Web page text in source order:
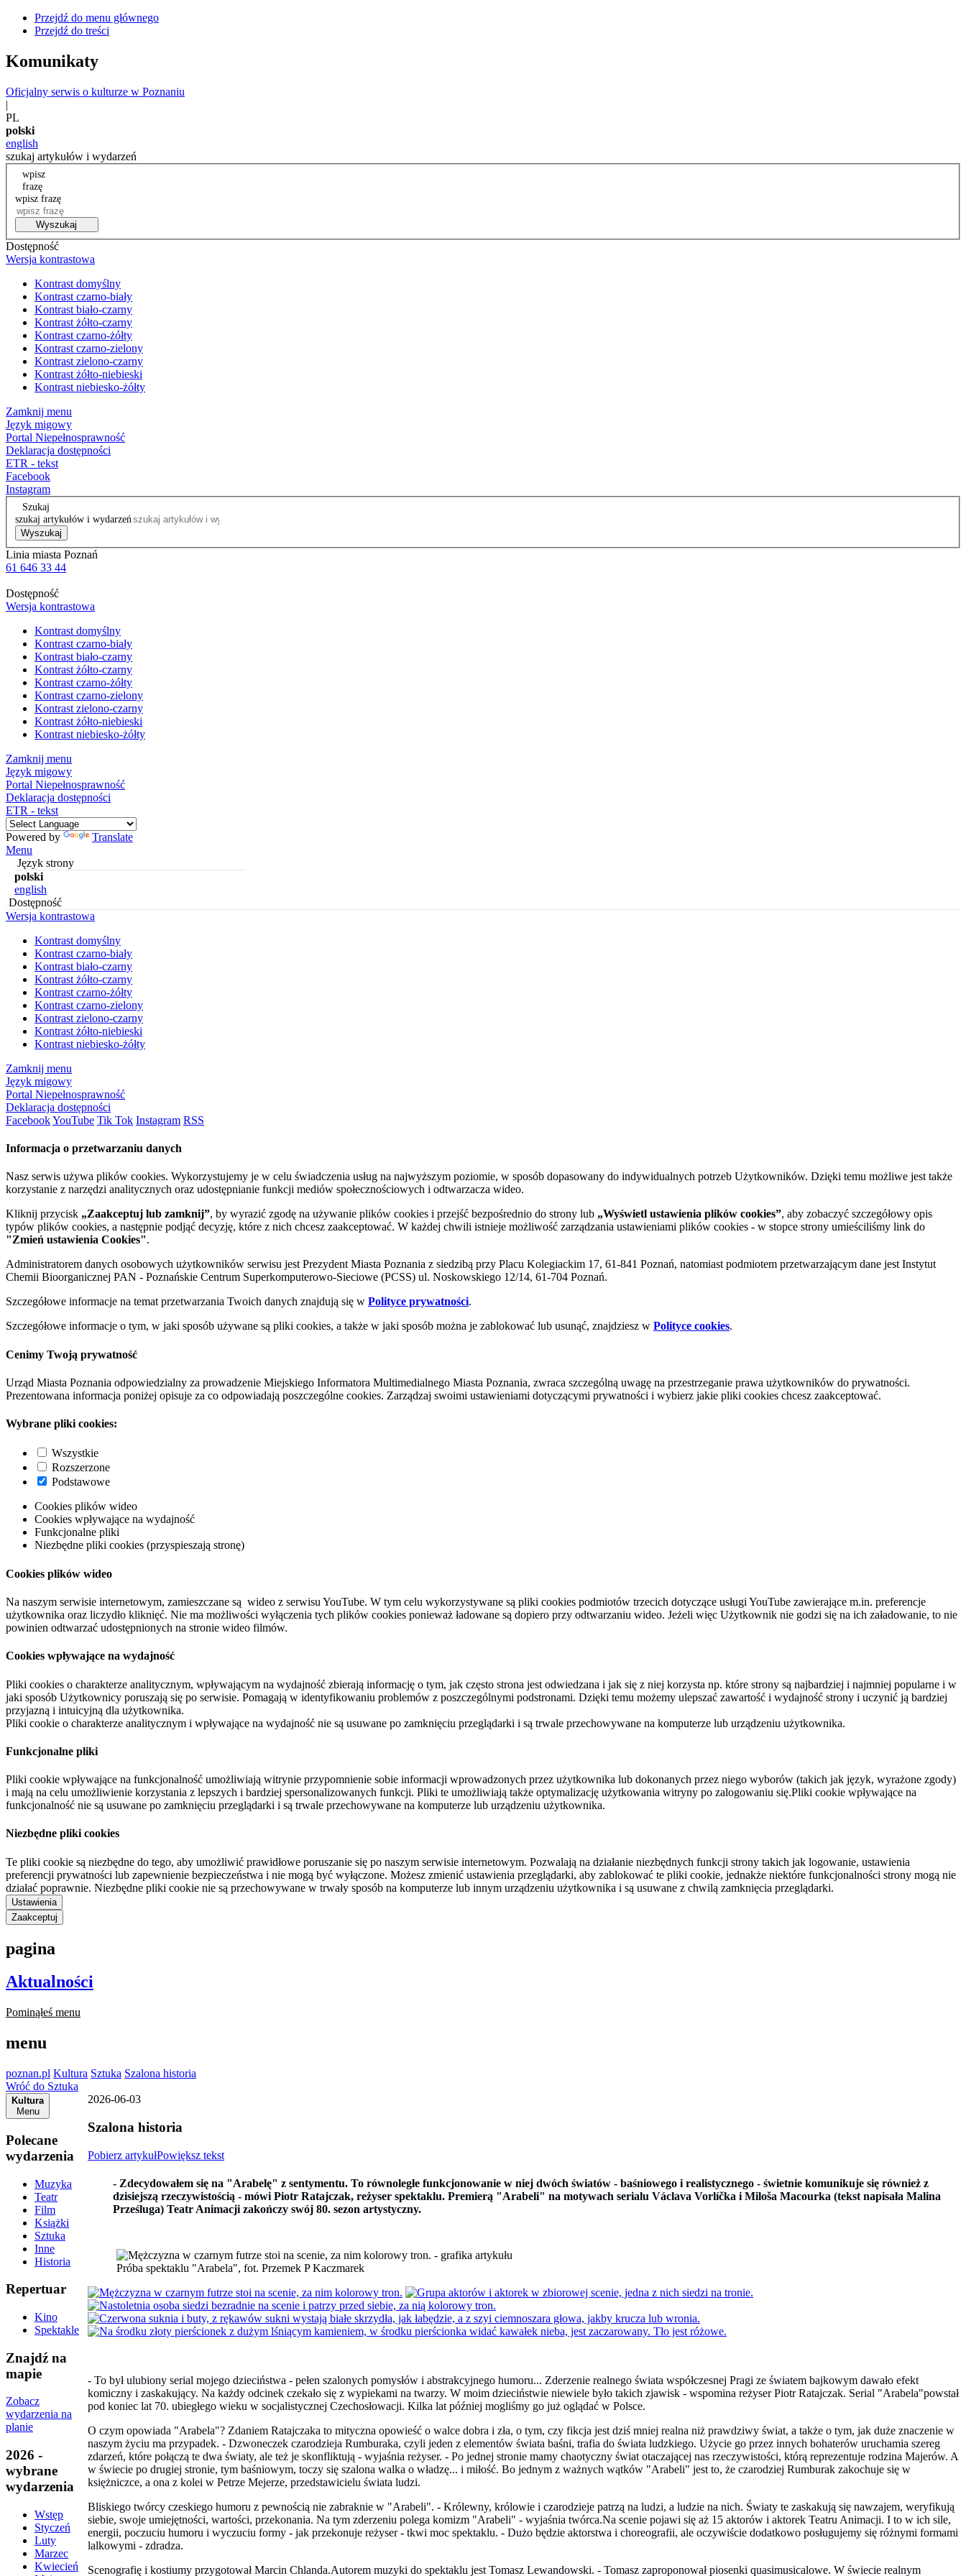
Przejdź do menu głównego
Przejdź do treści
Komunikaty
Oficjalny serwis o kulturze w Poznaniu
|
PL
polski
english
szukaj artykułów i wydarzeń
wpisz
frazę
wpisz frazę
Wyszukaj
Dostępność
Wersja kontrastowa
Kontrast domyślny
Kontrast czarno-biały
Kontrast biało-czarny
Kontrast żółto-czarny
Kontrast czarno-żółty
Kontrast czarno-zielony
Kontrast zielono-czarny
Kontrast żółto-niebieski
Kontrast niebiesko-żółty
Zamknij menu
Język migowy
Portal Niepełnosprawność
Deklaracja dostępności
ETR - tekst
Facebook
Instagram
Szukaj
szukaj artykułów i wydarzeń
Wyszukaj
Linia miasta Poznań
61 646 33 44
Dostępność
Wersja kontrastowa
Kontrast domyślny
Kontrast czarno-biały
Kontrast biało-czarny
Kontrast żółto-czarny
Kontrast czarno-żółty
Kontrast czarno-zielony
Kontrast zielono-czarny
Kontrast żółto-niebieski
Kontrast niebiesko-żółty
Zamknij menu
Język migowy
Portal Niepełnosprawność
Deklaracja dostępności
ETR - tekst
Powered by
Translate
Menu
Język strony
polski
english
Dostępność
Wersja kontrastowa
Kontrast domyślny
Kontrast czarno-biały
Kontrast biało-czarny
Kontrast żółto-czarny
Kontrast czarno-żółty
Kontrast czarno-zielony
Kontrast zielono-czarny
Kontrast żółto-niebieski
Kontrast niebiesko-żółty
Zamknij menu
Język migowy
Portal Niepełnosprawność
Deklaracja dostępności
FacebookYouTube Tik Tok Instagram RSS
Informacja o przetwarzaniu danych
Nasz serwis używa plików cookies. Wykorzystujemy je w celu świadczenia usług na najwyższym poziomie, w sposób dopasowany do indywidualnych potrzeb Użytkowników. Dzięki temu możliwe jest także
korzystanie z narzędzi analitycznych oraz udostępnianie funkcji mediów społecznościowych i odtwarzacza wideo.
Kliknij przycisk „Zaakceptuj lub zamknij”, by wyrazić zgodę na używanie plików cookies i przejść bezpośrednio do strony lub „Wyświetl ustawienia plików cookies”, aby zobaczyć szczegółowy opis
typów plików cookies, a następnie podjąć decyzję, które z nich chcesz zaakceptować. W każdej chwili istnieje możliwość zarządzania ustawieniami plików cookies - w stopce strony umieściliśmy link do
"Zmień ustawienia Cookies".
Administratorem danych osobowych użytkowników serwisu jest Prezydent Miasta Poznania z siedzibą przy Placu Kolegiackim 17, 61-841 Poznań, natomiast podmiotem przetwarzającym dane jest Instytut
Chemii Bioorganicznej PAN - Poznańskie Centrum Superkomputerowo-Sieciowe (PCSS) ul. Noskowskiego 12/14, 61-704 Poznań.
Szczegółowe informacje na temat przetwarzania Twoich danych znajdują się w Polityce prywatności.
Szczegółowe informacje o tym, w jaki sposób używane są pliki cookies, a także w jaki sposób można je zablokować lub usunąć, znajdziesz w Polityce cookies.
Cenimy Twoją prywatność
Urząd Miasta Poznania odpowiedzialny za prowadzenie Miejskiego Informatora Multimedialnego Miasta Poznania, zwraca szczególną uwagę na przestrzeganie prawa użytkowników do prywatności.
Prezentowana informacja poniżej opisuje za co odpowiadają poszczególne cookies. Zarządzaj swoimi ustawieniami dotyczącymi prywatności i wybierz jakie pliki cookies chcesz zaakceptować.
Wybrane pliki cookies:
Wszystkie
Rozszerzone
Podstawowe
Cookies plików wideo
Cookies wpływające na wydajność
Funkcjonalne pliki
Niezbędne pliki cookies (przyspieszają stronę)
Cookies plików wideo
Na naszym serwisie internetowym, zamieszczane są wideo z serwisu YouTube. W tym celu wykorzystywane są pliki cookies podmiotów trzecich dotyczące usługi YouTube zawierające m.in. preferencje
użytkownika oraz liczydło kliknięć. Nie ma możliwości wyłączenia tych plików cookies ponieważ ładowane są dopiero przy odtwarzaniu wideo. Jeżeli więc Użytkownik nie godzi się na ich załadowanie, to nie
powinien odtwarzać udostępnionych na stronie wideo filmów.
Cookies wpływające na wydajność
Pliki cookies o charakterze analitycznym, wpływającym na wydajność zbierają informację o tym, jak często strona jest odwiedzana i jak się z niej korzysta np. które strony są najbardziej i najmniej popularne i w
jaki sposób Użytkownicy poruszają się po serwisie. Pomagają w identyfikowaniu problemów z poszczególnymi podstronami. Dzięki temu możemy ulepszać zawartość i wydajność strony i uczynić ją bardziej
przyjazną i intuicyjną dla użytkownika.
Pliki cookie o charakterze analitycznym i wpływające na wydajność nie są usuwane po zamknięciu przeglądarki i są trwale przechowywane na komputerze lub urządzeniu użytkownika.
Funkcjonalne pliki
Pliki cookie wpływające na funkcjonalność umożliwiają witrynie przypomnienie sobie informacji wprowadzonych przez użytkownika lub dokonanych przez niego wyborów (takich jak język, wyrażone zgody)
i mają na celu umożliwienie korzystania z lepszych i bardziej spersonalizowanych funkcji. Pliki te umożliwiają także optymalizację użytkowania witryny po zalogowaniu się.Pliki cookie wpływające na
funkcjonalność nie są usuwane po zamknięciu przeglądarki i są trwale przechowywane na komputerze lub urządzeniu użytkownika.
Niezbędne pliki cookies
Te pliki cookie są niezbędne do tego, aby umożliwić prawidłowe poruszanie się po naszym serwisie internetowym. Pozwalają na działanie niezbędnych funkcji strony takich jak logowanie, ustawienia
preferencji prywatności lub zapewnienie bezpieczeństwa i nie mogą być wyłączone. Możesz zmienić ustawienia przeglądarki, aby zablokować te pliki cookie, jednakże niektóre funkcjonalności strony mogą nie
działać poprawnie. Niezbędne pliki cookie nie są przechowywane w trwały sposób na komputerze lub innym urządzeniu użytkownika i są usuwane z chwilą zamknięcia przeglądarki.
Ustawienia
Zaakceptuj
pagina
Aktualności
Pominąłeś menu
menu
poznan.pl Kultura Sztuka Szalona historia
Wróć do Sztuka
Kultura
Menu
Polecane
wydarzenia
Muzyka
Teatr
Film
Książki
Sztuka
Inne
Historia
Repertuar
Kino
Spektakle
Znajdź na
mapie
Zobacz
wydarzenia na
planie
2026 -
wybrane
wydarzenia
Wstęp
Styczeń
Luty
Marzec
Kwiecień
2026-06-03
Szalona historia
Pobierz artykułPowiększ tekst
- Zdecydowałem się na "Arabelę" z sentymentu. To równoległe funkcjonowanie w niej dwóch światów - baśniowego i realistycznego - świetnie komunikuje się również z
dzisiejszą rzeczywistością - mówi Piotr Ratajczak, reżyser spektaklu. Premierą "Arabeli" na motywach serialu Václava Vorlíčka i Miloša Macourka (tekst napisała Malina
Prześluga) Teatr Animacji zakończy swój 80. sezon artystyczny.
Próba spektaklu "Arabela", fot. Przemek P Kaczmarek
- To był ulubiony serial mojego dzieciństwa - pełen szalonych pomysłów i abstrakcyjnego humoru... Zderzenie realnego świata współczesnej Pragi ze światem bajkowym dawało efekt
komiczny i zaskakujący. Na każdy odcinek czekało się z wypiekami na twarzy. W moim dzieciństwie niewiele było takich zjawisk - wspomina reżyser Piotr Ratajczak. Serial "Arabela"powstał
pod koniec lat 70. ubiegłego wieku w socjalistycznej Czechosłowacji. Kilka lat później mogliśmy go już oglądać w Polsce.
O czym opowiada "Arabela"? Zdaniem Ratajczaka to mityczna opowieść o walce dobra i zła, o tym, czy fikcja jest dziś mniej realna niż prawdziwy świat, a także o tym, jak duże znaczenie w
naszym życiu ma przypadek. - Dzwoneczek czarodzieja Rumburaka, czyli jeden z elementów świata baśni, trafia do świata ludzkiego. Użycie go przez innych bohaterów uruchamia szereg
zdarzeń, które połączą te dwa światy, ale też je skonfliktują - wyjaśnia reżyser. - Po jednej stronie mamy chaotyczny świat otaczającej nas rzeczywistości, którą reprezentuje rodzina Majerów. A
w świecie po drugiej stronie, tym baśniowym, toczy się szalona walka o władzę... i miłość. Bo jednym z ważnych wątków "Arabeli" jest to, że czarodziej Rumburak zakochuje się w
księżniczce, a ona z kolei w Petrze Mejerze, przedstawicielu świata ludzi.
Bliskiego twórcy czeskiego humoru z pewnością nie zabraknie w "Arabeli". - Królewny, królowie i czarodzieje patrzą na ludzi, a ludzie na nich. Światy te zaskakują się nawzajem, weryfikują
siebie, swoje umiejętności, wartości, przekonania. Na tym zderzeniu polega komizm "Arabeli" - wyjaśnia twórca.Na scenie pojawi się aż 15 aktorów i aktorek Teatru Animacji. I to w ich sile,
energii, poczuciu humoru i wyczuciu formy - jak przekonuje reżyser - tkwi moc spektaklu. - Dużo będzie aktorstwa i choreografii, ale oczywiście dodatkowo posługujemy się różnymi formami
lalkowymi - zdradza.
Scenografię i kostiumy przygotował Marcin Chlanda.Autorem muzyki do spektaklu jest Tomasz Lewandowski. - Tomasz zaproponował piosenki quasimusicalowe. W świecie realnym